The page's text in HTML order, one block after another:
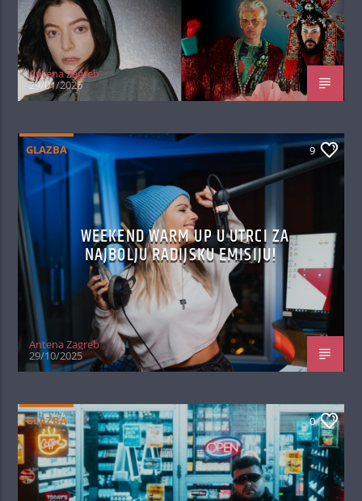
Antena Zagreb
29/01/2026
GLAZBA 9
WEEKEND WARM UP U UTRCI ZA
NAJBOLJU RADIJSKU EMISIJU!
Antena Zagreb
29/10/2025
GLAZBA 0